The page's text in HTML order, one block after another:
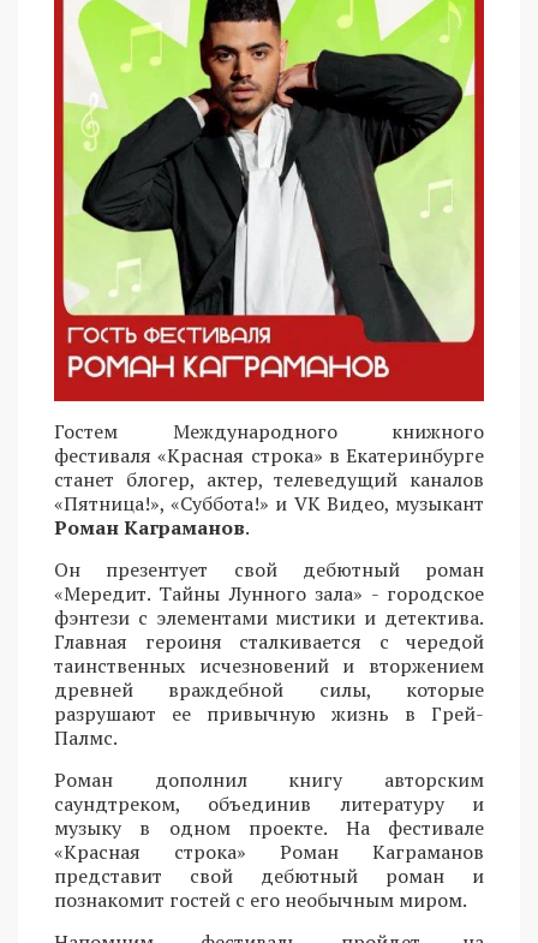
Гостем Международного книжного
фестиваля «Красная строка» в Екатеринбурге
станет блогер, актер, телеведущий каналов
«Пятница!», «Суббота!» и VK Видео, музыкант
Роман Каграманов.
Он презентует свой дебютный роман
«Мередит. Тайны Лунного зала» - городское
фэнтези с элементами мистики и детектива.
Главная героиня сталкивается с чередой
таинственных исчезновений и вторжением
древней враждебной силы, которые
разрушают ее привычную жизнь в Грей-
Палмс.
Роман дополнил книгу авторским
саундтреком, объединив литературу и
музыку в одном проекте. На фестивале
«Красная строка» Роман Каграманов
представит свой дебютный роман и
познакомит гостей с его необычным миром.